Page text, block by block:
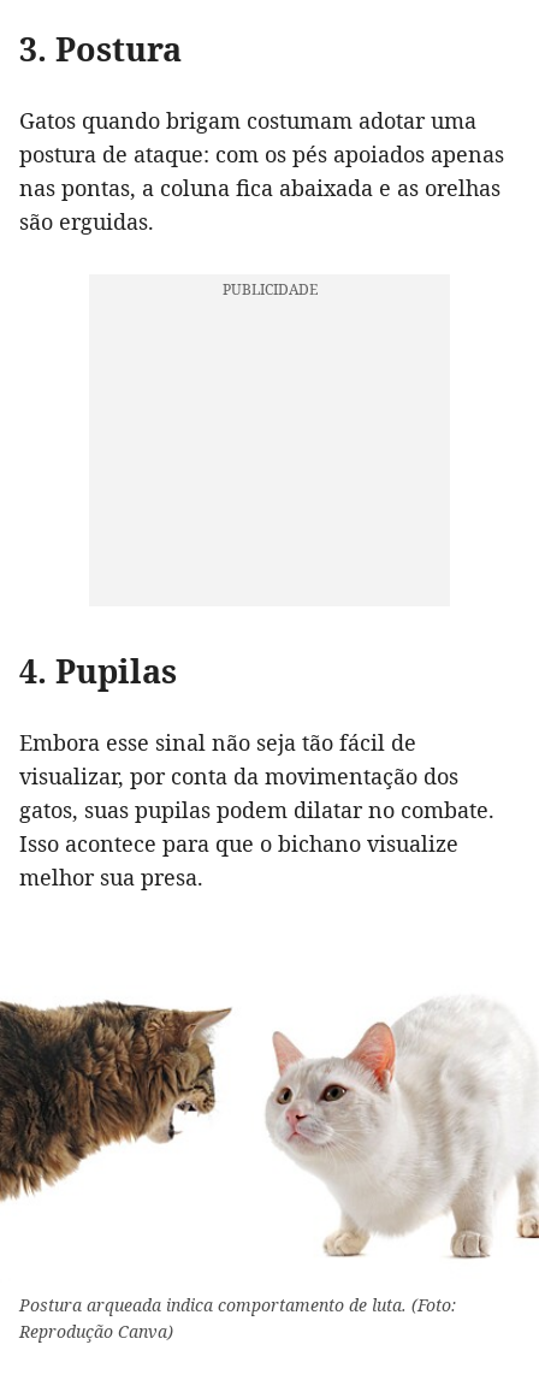
3. Postura
Gatos quando brigam costumam adotar uma
postura de ataque: com os pés apoiados apenas
nas pontas, a coluna fica abaixada e as orelhas
são erguidas.
4. Pupilas
Embora esse sinal não seja tão fácil de
visualizar, por conta da movimentação dos
gatos, suas pupilas podem dilatar no combate.
Isso acontece para que o bichano visualize
melhor sua presa.
Postura arqueada indica comportamento de luta. (Foto:
Reprodução Canva)